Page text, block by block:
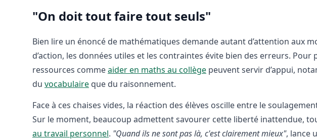
"On doit tout faire tout seuls"
Bien lire un énoncé de mathématiques demande autant d’attention aux
d’action, les données utiles et les contraintes évite bien des erreurs.
ressources commeaider en maths au collège peuvent servir d’appui,
du vocabulaire que du raisonnement.
Face à ces chaises vides, la réaction des élèves oscille entre le
Sur le moment, beaucoup admettent savourer cette liberté inattendue,
au travail personnel. "Quand ils ne sont pas là, c'est clairement mieux", lance